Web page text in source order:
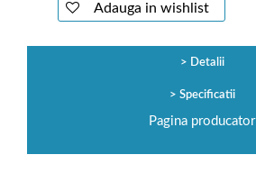
Adauga in wishlist
Detalii
Specificatii
Pagina producator